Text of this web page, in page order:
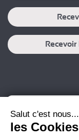
Plan
Politique
Salut c'est nous...
les